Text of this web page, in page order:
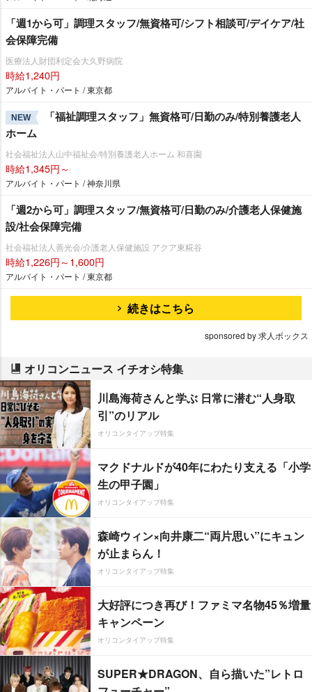
「週1から可」調理スタッフ/無資格可/シフト相談可/デイケア/社
会保障完備
医療法人財団利定会大久野病院
時給1,240円
アルバイト・パート / 東京都
NEW
「福祉調理スタッフ」無資格可/日勤のみ/特別養護老人
ホーム
社会福祉法人山中福祉会/特別養護老人ホーム 和喜園
時給1,345円～
アルバイト・パート / 神奈川県
「週2から可」調理スタッフ/無資格可/日勤のみ/介護老人保健施
設/社会保障完備
社会福祉法人善光会/介護老人保健施設 アクア東糀谷
時給1,226円～1,600円
アルバイト・パート / 東京都
続きはこちら
sponsored by 求人ボックス
オリコンニュース イチオシ特集
川島海荷さんと学ぶ 日常に潜む“人身取
引”のリアル
オリコンタイアップ特集
マクドナルドが40年にわたり支える「小学
生の甲子園」
オリコンタイアップ特集
森崎ウィン×向井康二“両片思い”にキュン
が止まらん！
オリコンタイアップ特集
大好評につき再び！ファミマ名物45％増量
キャンペーン
オリコンタイアップ特集
SUPER★DRAGON、自ら描いた”レトロ